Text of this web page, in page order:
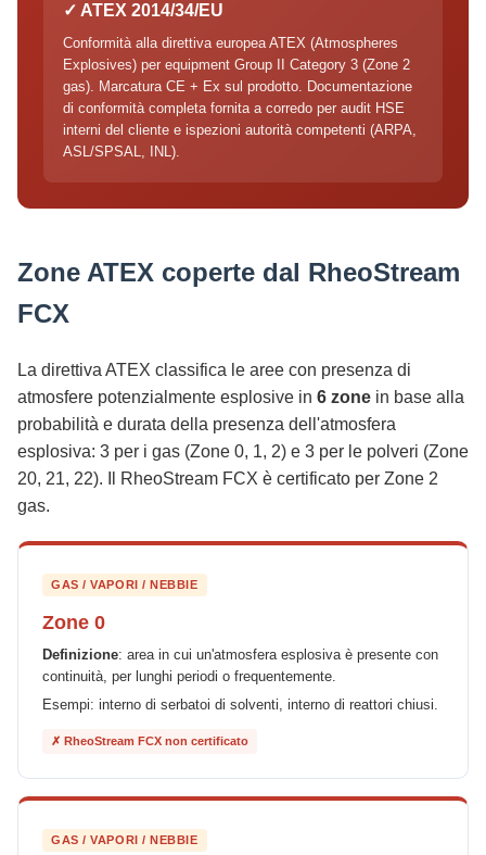
✓ ATEX 2014/34/EU
Conformità alla direttiva europea ATEX (Atmospheres
Explosives) per equipment Group II Category 3 (Zone 2
gas). Marcatura CE + Ex sul prodotto. Documentazione
di conformità completa fornita a corredo per audit HSE
interni del cliente e ispezioni autorità competenti (ARPA,
ASL/SPSAL, INL).
Zone ATEX coperte dal RheoStream
FCX
La direttiva ATEX classifica le aree con presenza di
atmosfere potenzialmente esplosive in 6 zone in base alla
probabilità e durata della presenza dell'atmosfera
esplosiva: 3 per i gas (Zone 0, 1, 2) e 3 per le polveri (Zone
20, 21, 22). Il RheoStream FCX è certificato per Zone 2
gas.
GAS / VAPORI / NEBBIE
Zone 0
Definizione: area in cui un'atmosfera esplosiva è presente con
continuità, per lunghi periodi o frequentemente.
Esempi: interno di serbatoi di solventi, interno di reattori chiusi.
✗ RheoStream FCX non certificato
GAS / VAPORI / NEBBIE